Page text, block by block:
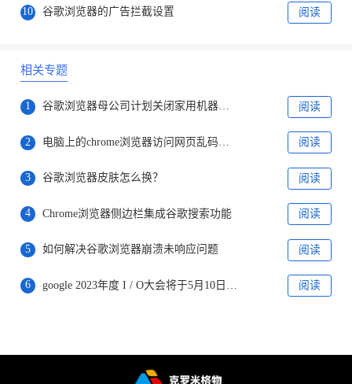
10 谷歌浏览器的广告拦截设置 阅读
相关专题
1 谷歌浏览器母公司计划关闭家用机器人公司 阅读
2 阅读
3 谷歌浏览器皮肤怎么换？ 阅读
4 Chrome浏览器侧边栏集成谷歌搜索功能 阅读
5 如何解决谷歌浏览器崩溃未响应问题 阅读
6 阅读